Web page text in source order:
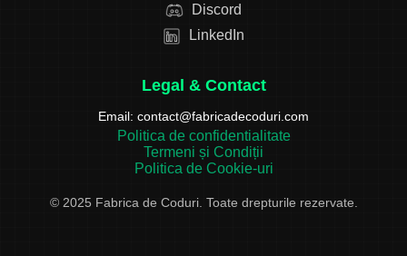
Discord
LinkedIn
Legal & Contact
Email: contact@fabricadecoduri.com
Politica de confidentialitate
Termeni și Condiții
Politica de Cookie-uri
© 2025 Fabrica de Coduri. Toate drepturile rezervate.